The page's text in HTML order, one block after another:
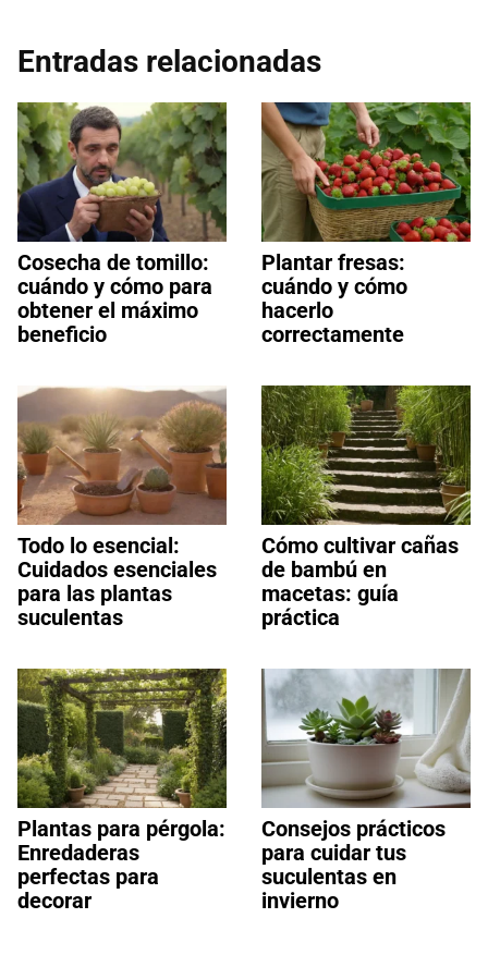
Entradas relacionadas
Cosecha de tomillo:
cuándo y cómo para
obtener el máximo
beneficio
Plantar fresas:
cuándo y cómo
hacerlo
correctamente
Todo lo esencial:
Cuidados esenciales
para las plantas
suculentas
Cómo cultivar cañas
de bambú en
macetas: guía
práctica
Plantas para pérgola:
Enredaderas
perfectas para
decorar
Consejos prácticos
para cuidar tus
suculentas en
invierno